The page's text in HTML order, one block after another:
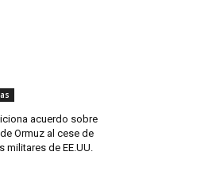
acuerdo sobre
Ormuz al cese de
militares de EE.UU.